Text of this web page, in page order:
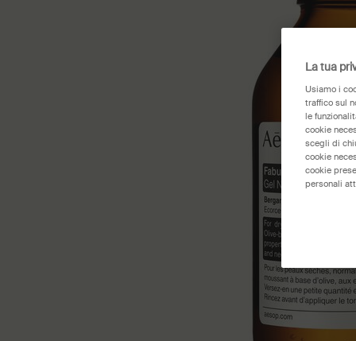
La tua
Usiamo i
traffico sul
le
cookie
scegli di
cookie
cookie
personali